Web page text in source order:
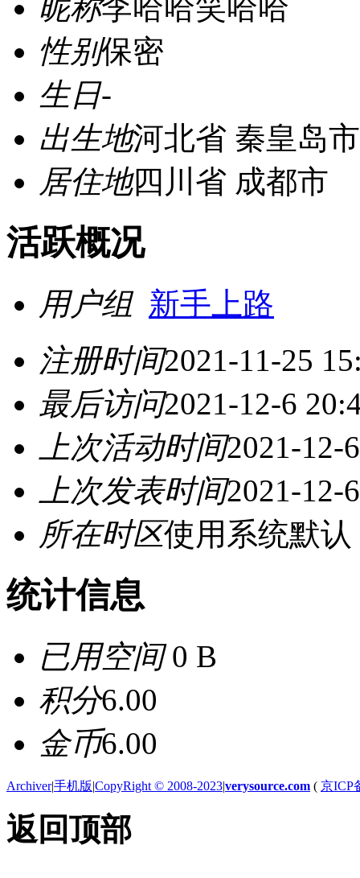
昵称李哈哈笑哈哈
性别保密
生日-
出生地河北省 秦皇岛市
居住地四川省 成都市
活跃概况
用户组 新手上路
注册时间2021-11-25
最后访问2021-12-6
上次活动时间2021-12-
上次发表时间2021-12-
所在时区使用系统默认
统计信息
已用空间0 B
积分6.00
金币6.00
Archiver|手机版|CopyRight © 2008-2023|verysource.com ( 京ICP
返回顶部